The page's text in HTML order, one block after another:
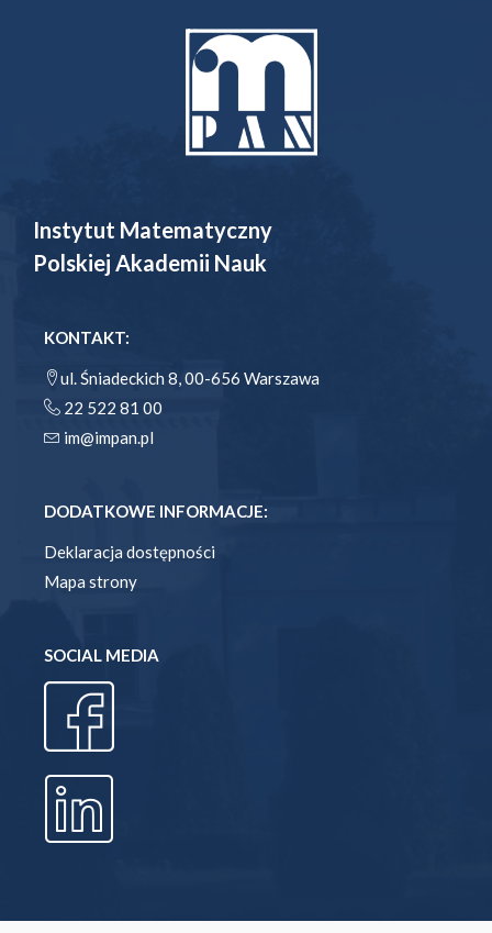
Instytut Matematyczny
Polskiej Akademii Nauk
KONTAKT:
ul. Śniadeckich 8, 00-656 Warszawa
22 522 81 00
im@impan.pl
DODATKOWE INFORMACJE:
Deklaracja dostępności
Mapa strony
SOCIAL MEDIA